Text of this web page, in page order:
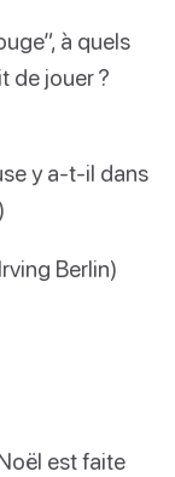
à quels
de jouer ?
y a-t-il dans
Berlin)
est faite